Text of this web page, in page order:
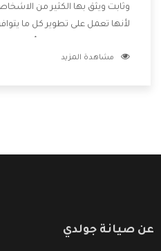
وثابت ويثق بها الكثير من
لأنها تعمل على تطوير كل ما
وتقدم للعملاء أقوى العروض
مشاهدة المزيد
عن صيانة جولدي